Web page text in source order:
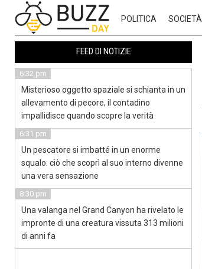
POLITICA SOCIETÀ
FEED DI NOTIZIE
6:32 pm
Misterioso oggetto spaziale si schianta in un
allevamento di pecore, il contadino
impallidisce quando scopre la verità
6:31 pm
Un pescatore si imbatté in un enorme
squalo: ciò che scoprì al suo interno divenne
una vera sensazione
8:30 pm
Una valanga nel Grand Canyon ha rivelato le
impronte di una creatura vissuta 313 milioni
di anni fa